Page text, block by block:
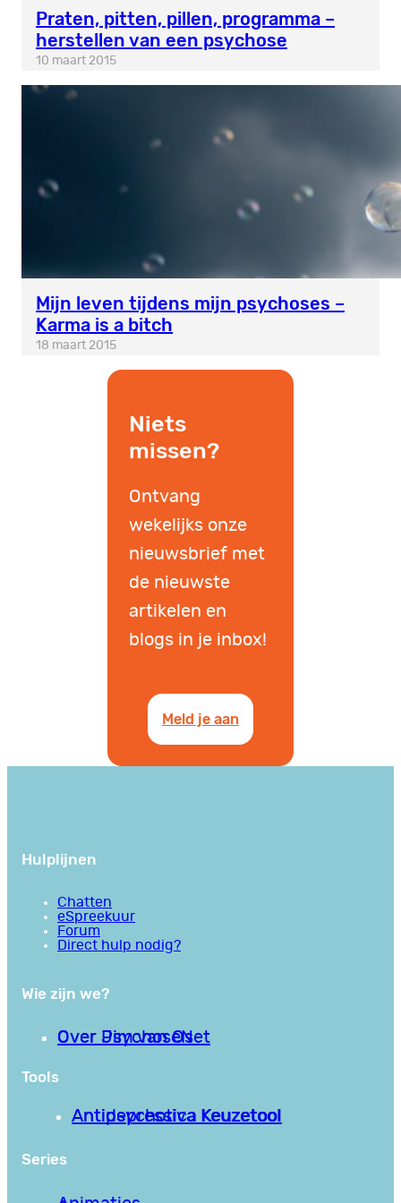
Praten, pitten, pillen, programma –
herstellen van een psychose
10 maart 2015
Mijn leven tijdens mijn psychoses –
Karma is a bitch
18 maart 2015
Niets
missen?
Ontvang
wekelijks onze
nieuwsbrief met
de nieuwste
artikelen en
blogs in je inbox!
Meld je aan
Hulplijnen
Chatten
eSpreekuur
Forum
Direct hulp nodig?
Wie zijn we?
Over PsychoseNet
Over Jim van Os
Tools
Antipsychotica Keuzetool
Antidepressiva Keuzetool
Series